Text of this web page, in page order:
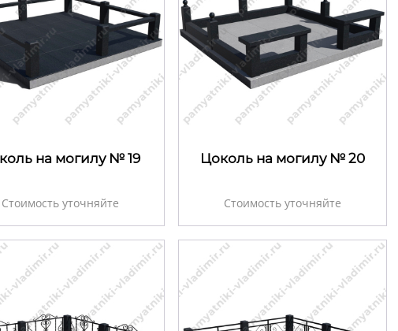
на могилу № 19
Стоимость уточняйте
Цоколь на могилу № 20
Стоимость уточняйте